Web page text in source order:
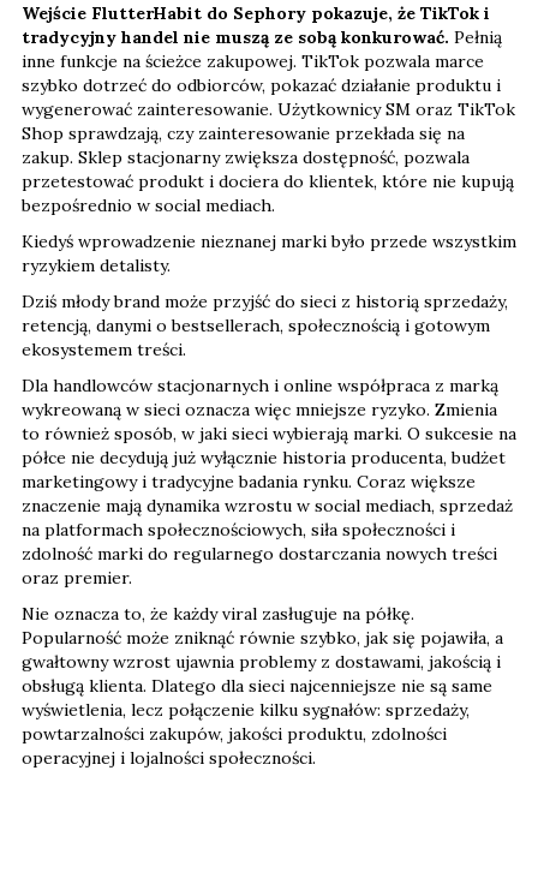
Wejście FlutterHabit do Sephory pokazuje, że TikTok i
tradycyjny handel nie muszą ze sobą konkurować. Pełnią
inne funkcje na ścieżce zakupowej. TikTok pozwala marce
szybko dotrzeć do odbiorców, pokazać działanie produktu i
wygenerować zainteresowanie. Użytkownicy SM oraz TikTok
Shop sprawdzają, czy zainteresowanie przekłada się na
zakup. Sklep stacjonarny zwiększa dostępność, pozwala
przetestować produkt i dociera do klientek, które nie kupują
bezpośrednio w social mediach.
Kiedyś wprowadzenie nieznanej marki było przede wszystkim
ryzykiem detalisty.
Dziś młody brand może przyjść do sieci z historią sprzedaży,
retencją, danymi o bestsellerach, społecznością i gotowym
ekosystemem treści.
Dla handlowców stacjonarnych i online współpraca z marką
wykreowaną w sieci oznacza więc mniejsze ryzyko. Zmienia
to również sposób, w jaki sieci wybierają marki. O sukcesie na
półce nie decydują już wyłącznie historia producenta, budżet
marketingowy i tradycyjne badania rynku. Coraz większe
znaczenie mają dynamika wzrostu w social mediach, sprzedaż
na platformach społecznościowych, siła społeczności i
zdolność marki do regularnego dostarczania nowych treści
oraz premier.
Nie oznacza to, że każdy viral zasługuje na półkę.
Popularność może zniknąć równie szybko, jak się pojawiła, a
gwałtowny wzrost ujawnia problemy z dostawami, jakością i
obsługą klienta. Dlatego dla sieci najcenniejsze nie są same
wyświetlenia, lecz połączenie kilku sygnałów: sprzedaży,
powtarzalności zakupów, jakości produktu, zdolności
operacyjnej i lojalności społeczności.